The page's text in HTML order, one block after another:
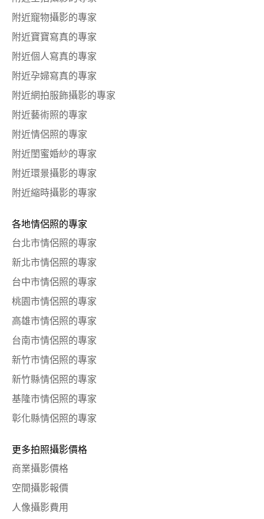
附近寵物攝影的專家
附近寶寶寫真的專家
附近個人寫真的專家
附近孕婦寫真的專家
附近網拍服飾攝影的專家
附近藝術照的專家
附近情侶照的專家
附近閨蜜婚紗的專家
附近環景攝影的專家
附近縮時攝影的專家
各地情侶照的專家
台北市情侶照的專家
新北市情侶照的專家
台中市情侶照的專家
桃園市情侶照的專家
高雄市情侶照的專家
台南市情侶照的專家
新竹市情侶照的專家
新竹縣情侶照的專家
基隆市情侶照的專家
彰化縣情侶照的專家
更多拍照攝影價格
商業攝影價格
空間攝影報價
人像攝影費用